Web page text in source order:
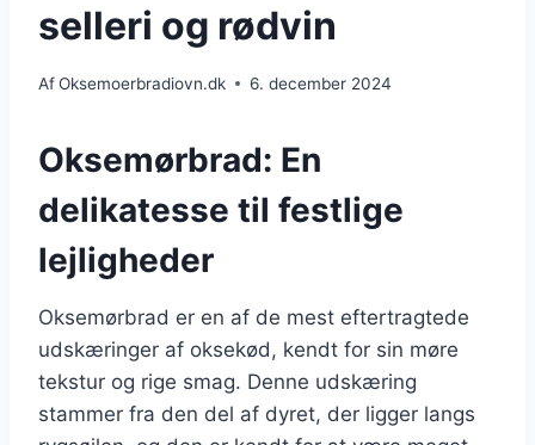
selleri og rødvin
AfOksemoerbradiovn.dk 6. december 2024
Oksemørbrad: En
delikatesse til festlige
lejligheder
Oksemørbrad er en af de mest eftertragtede
udskæringer af oksekød, kendt for sin møre
tekstur og rige smag. Denne udskæring
stammer fra den del af dyret, der ligger langs